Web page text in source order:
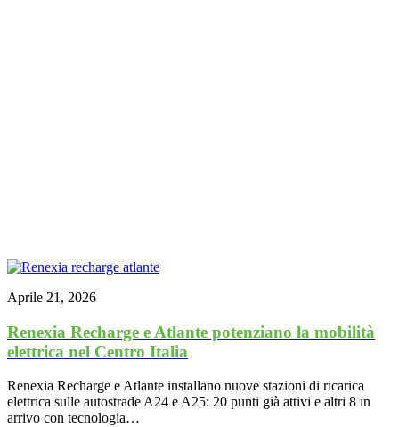
Aprile 21, 2026
Renexia Recharge e Atlante potenziano la mobilità
elettrica nel Centro Italia
Renexia Recharge e Atlante installano nuove stazioni di ricarica
elettrica sulle autostrade A24 e A25: 20 punti già attivi e altri 8 in
arrivo con tecnologia…